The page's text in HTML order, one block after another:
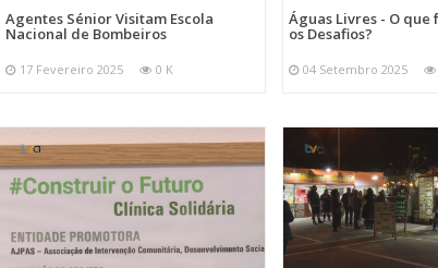
Agentes Sénior Visitam Escola
Nacional de Bombeiros
17 Fevereiro 2025 0 K
Águas Livres - O que
os Desafios?
04 Setembro 2025